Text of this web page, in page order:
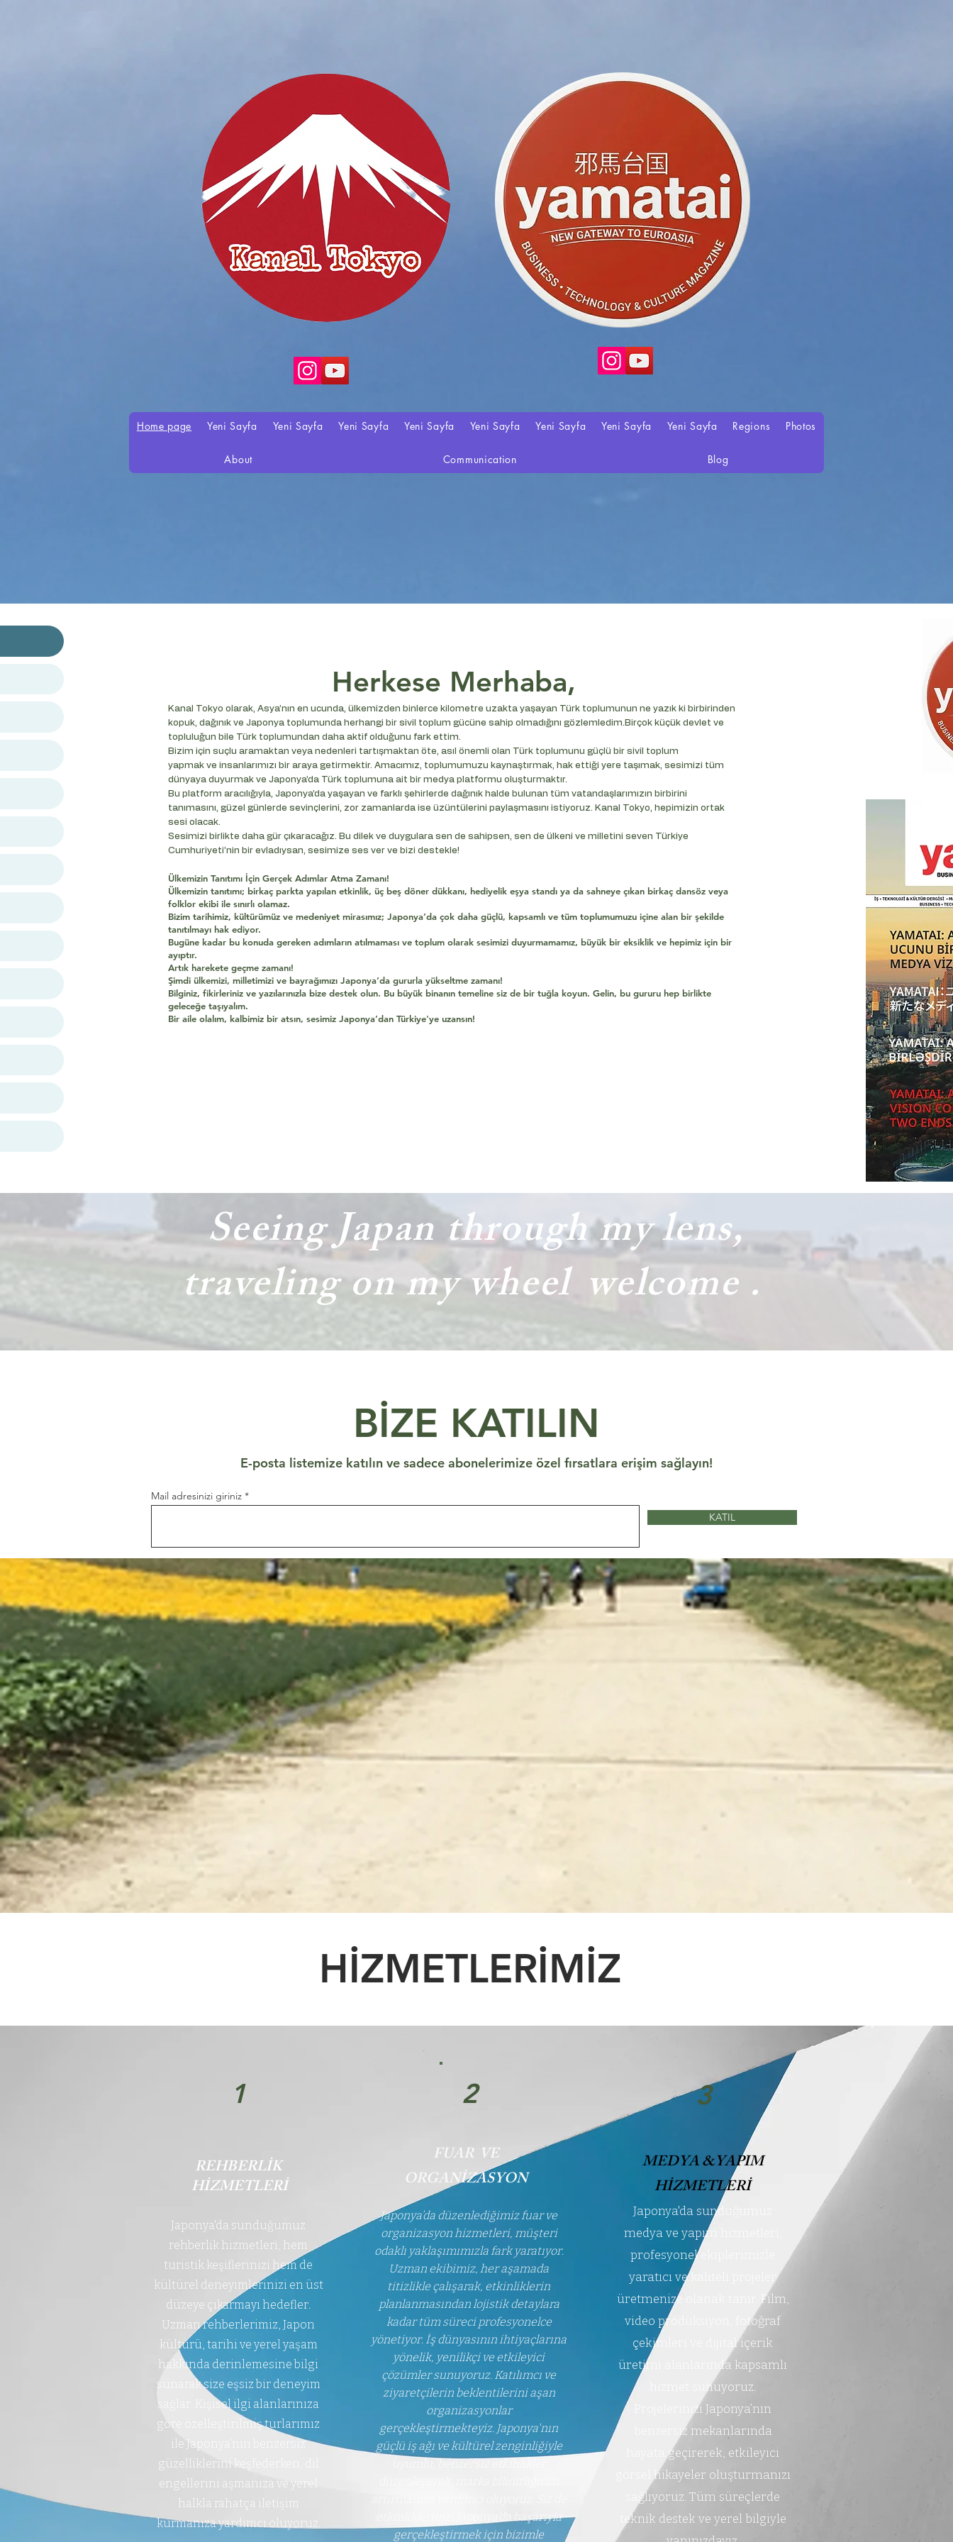
Home page Yeni Sayfa Yeni Sayfa Yeni Sayfa Yeni Sayfa Yeni Sayfa Yeni Sayfa Yeni Sayfa Yeni Sayfa Regions Photos
About Communication Blog
Herkese Merhaba,
Kanal Tokyo olarak, Asya’nın en ucunda, ülkemizden binlerce kilometre uzakta yaşayan Türk toplumunun ne yazık ki birbirinden
kopuk, dağınık ve Japonya toplumunda herhangi bir sivil toplum gücüne sahip olmadığını gözlemledim.Birçok küçük devlet ve
topluluğun bile Türk toplumundan daha aktif olduğunu fark ettim.
Bizim için suçlu aramaktan veya nedenleri tartışmaktan öte, asıl önemli olan Türk toplumunu güçlü bir sivil toplum
yapmak ve insanlarımızı bir araya getirmektir. Amacımız, toplumumuzu kaynaştırmak, hak ettiği yere taşımak, sesimizi tüm
dünyaya duyurmak ve Japonya’da Türk toplumuna ait bir medya platformu oluşturmaktır.
Bu platform aracılığıyla, Japonya’da yaşayan ve farklı şehirlerde dağınık halde bulunan tüm vatandaşlarımızın birbirini
tanımasını, güzel günlerde sevinçlerini, zor zamanlarda ise üzüntülerini paylaşmasını istiyoruz. Kanal Tokyo, hepimizin ortak
sesi olacak.
Sesimizi birlikte daha gür çıkaracağız. Bu dilek ve duygulara sen de sahipsen, sen de ülkeni ve milletini seven Türkiye
Cumhuriyeti’nin bir evladıysan, sesimize ses ver ve bizi destekle!
Ülkemizin Tanıtımı İçin Gerçek Adımlar Atma Zamanı!
Ülkemizin tanıtımı; birkaç parkta yapılan etkinlik, üç beş döner dükkanı, hediyelik eşya standı ya da sahneye çıkan birkaç dansöz veya
folklor ekibi ile sınırlı olamaz.
Bizim tarihimiz, kültürümüz ve medeniyet mirasımız; Japonya’da çok daha güçlü, kapsamlı ve tüm toplumumuzu içine alan bir şekilde
tanıtılmayı hak ediyor.
Bugüne kadar bu konuda gereken adımların atılmaması ve toplum olarak sesimizi duyurmamamız, büyük bir eksiklik ve hepimiz için bir
ayıptır.
Artık harekete geçme zamanı!
Şimdi ülkemizi, milletimizi ve bayrağımızı Japonya’da gururla yükseltme zamanı!
Bilginiz, fikirleriniz ve yazılarınızla bize destek olun. Bu büyük binanın temeline siz de bir tuğla koyun. Gelin, bu gururu hep birlikte
geleceğe taşıyalım.
Bir aile olalım, kalbimiz bir atsın, sesimiz Japonya’dan Türkiye'ye uzansın!
Seeing Japan through my lens,
traveling on my wheel welcome .
BİZE KATILIN
E-posta listemize katılın ve sadece abonelerimize özel fırsatlara erişim sağlayın!
Mail adresinizi giriniz
KATIL
HİZMETLERİMİZ
1
REHBERLİK
HİZMETLERİ
Japonya'da sunduğumuz
rehberlik hizmetleri, hem
turistik keşiflerinizi hem de
kültürel deneyimlerinizi en üst
düzeye çıkarmayı hedefler.
Uzman rehberlerimiz, Japon
kültürü, tarihi ve yerel yaşam
hakkında derinlemesine bilgi
sunarak size eşsiz bir deneyim
sağlar. Kişisel ilgi alanlarınıza
göre özelleştirilmiş turlarımız
ile Japonya’nın benzersiz
güzelliklerini keşfederken, dil
engellerini aşmanıza ve yerel
halkla rahatça iletişim
kurmanıza yardımcı oluyoruz.
2
FUAR VE
ORGANİZASYON
Japonya’da düzenlediğimiz fuar ve
organizasyon hizmetleri, müşteri
odaklı yaklaşımımızla fark yaratıyor.
Uzman ekibimiz, her aşamada
titizlikle çalışarak, etkinliklerin
planlanmasından lojistik detaylara
kadar tüm süreci profesyonelce
yönetiyor. İş dünyasının ihtiyaçlarına
yönelik, yenilikçi ve etkileyici
çözümler sunuyoruz. Katılımcı ve
ziyaretçilerin beklentilerini aşan
organizasyonlar
gerçekleştirmekteyiz. Japonya'nın
güçlü iş ağı ve kültürel zenginliğiyle
uyumlu, benzersiz etkinlikler
etkinliklerinizi Japonya’da başarıyla
gerçekleştirmek için bizimle
3
MEDYA &YAPIM
HİZMETLERİ
Japonya'da sunduğumuz
medya ve yapım hizmetleri,
profesyonel ekiplerimizle
yaratıcı ve kaliteli projeler
üretmenize olanak tanır. Film,
video prodüksiyon, fotoğraf
çekimleri ve dijital içerik
üretimi alanlarında kapsamlı
hizmet sunuyoruz.
Projelerinizi Japonya’nın
benzersiz mekanlarında
hayata geçirerek, etkileyici
görsel hikayeler oluşturmanızı
sağlıyoruz. Tüm süreçlerde
teknik destek ve yerel bilgiyle